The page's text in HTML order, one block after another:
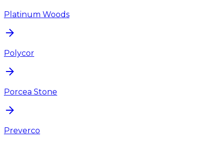
Platinum Woods
Polycor
Porcea Stone
Preverco